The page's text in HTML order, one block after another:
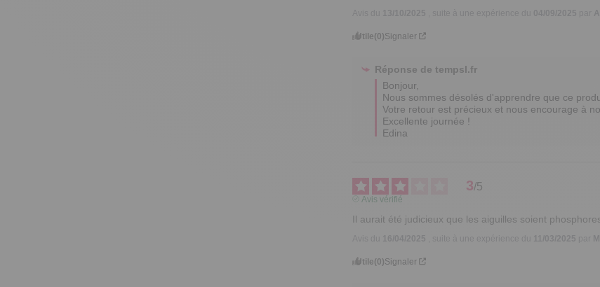
Utile(0)Signaler
Réponse detempsl.fr
Bonjour,
Nous sommes désolés d'apprendre que ce
Votre retour est précieux et nous encourage à
Excellente journée !
Edina
3/5
Avis vérifié
Il aurait été judicieux que les aiguilles soient
Utile(0)Signaler